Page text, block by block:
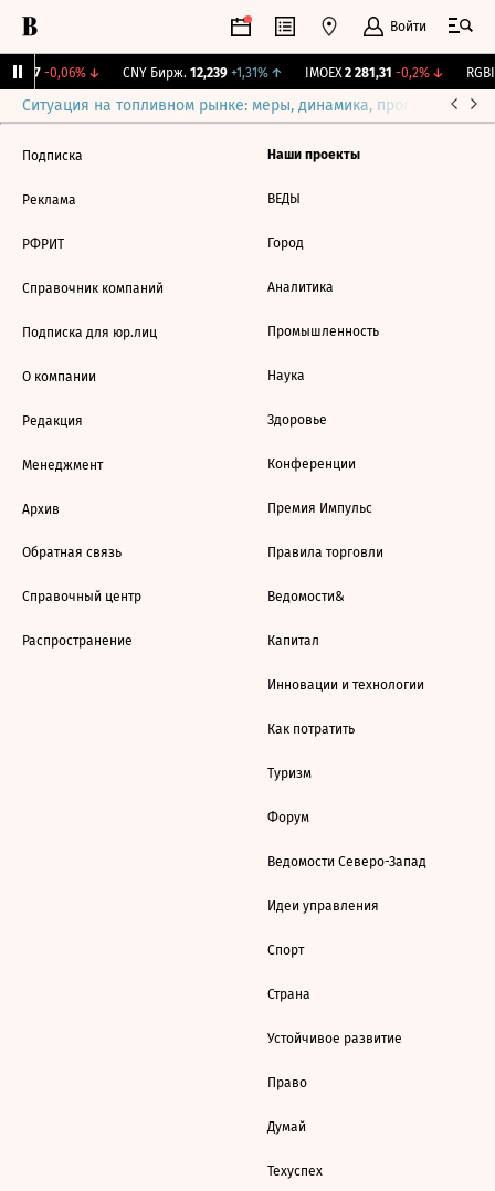
Войти
-0,06%↓ CNY Бирж. 12,239 +1,31%↑ IMOEX 2 281,31 -0,2%↓
Ситуация на топливном рынке: меры, динамика, прогнозы
Подписка
Реклама
РФРИТ
Справочник компаний
Подписка для юр.лиц
О компании
Редакция
Менеджмент
Архив
Обратная связь
Справочный центр
Распространение
Наши проекты
ВЕДЫ
Город
Аналитика
Промышленность
Наука
Здоровье
Конференции
Премия Импульс
Правила торговли
Ведомости&
Капитал
Инновации и технологии
Как потратить
Туризм
Форум
Ведомости Северо-Запад
Идеи управления
Спорт
Страна
Устойчивое развитие
Право
Думай
Техуспех